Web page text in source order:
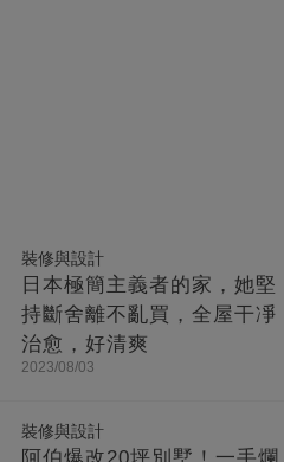
裝修與設計
日本極簡主義者的家，她堅
持斷舍離不亂買，全屋干凈
治愈，好清爽
2023/08/03
裝修與設計